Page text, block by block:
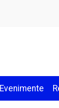
Evenimente